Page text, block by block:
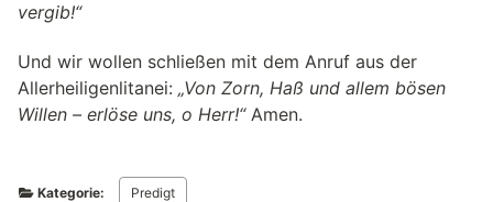
vergib!“
Und wir wollen schließen mit dem Anruf aus der
Allerheiligenlitanei: „Von Zorn, Haß und allem bösen
Willen – erlöse uns, o Herr!“Amen.
Kategorie: Predigt